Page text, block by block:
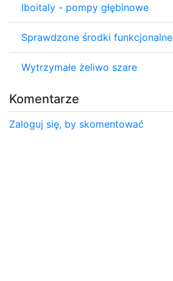
Iboitaly - pompy głębinowe
Sprawdzone środki funkcjonalne
Wytrzymałe żeliwo szare
Komentarze
Zaloguj się, by skomentować